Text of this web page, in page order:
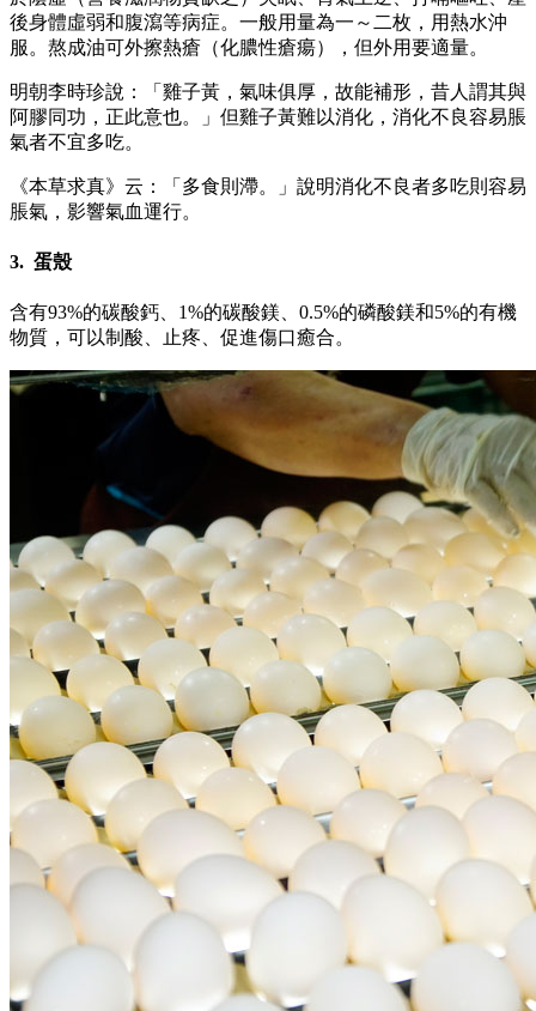
後身體虛弱和腹瀉等病症。一般用量為一～二枚，用熱水沖
服。熬成油可外擦熱瘡（化膿性瘡瘍），但外用要適量。
明朝李時珍說：「雞子黃，氣味俱厚，故能補形，昔人謂其與
阿膠同功，正此意也。」但雞子黃難以消化，消化不良容易脹
氣者不宜多吃。
《本草求真》云：「多食則滯。」說明消化不良者多吃則容易
脹氣，影響氣血運行。
3. 蛋殼
含有93%的碳酸鈣、1%的碳酸鎂、0.5%的磷酸鎂和5%的有機
物質，可以制酸、止疼、促進傷口癒合。